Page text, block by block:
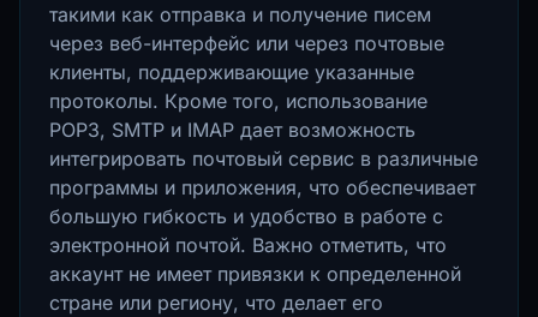
такими как отправка и получение писем
через веб-интерфейс или через почтовые
клиенты, поддерживающие указанные
протоколы. Кроме того, использование
POP3, SMTP и IMAP дает возможность
интегрировать почтовый сервис в различные
программы и приложения, что обеспечивает
большую гибкость и удобство в работе с
электронной почтой. Важно отметить, что
аккаунт не имеет привязки к определенной
стране или региону, что делает его